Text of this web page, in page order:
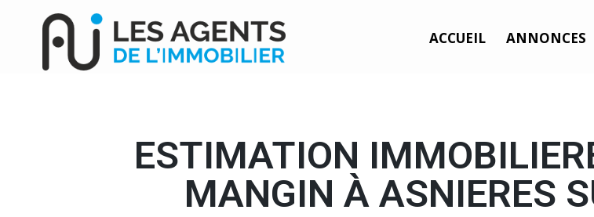
ACCUEIL ANNONCES
ESTIMATION
MANGIN À ASNIERES